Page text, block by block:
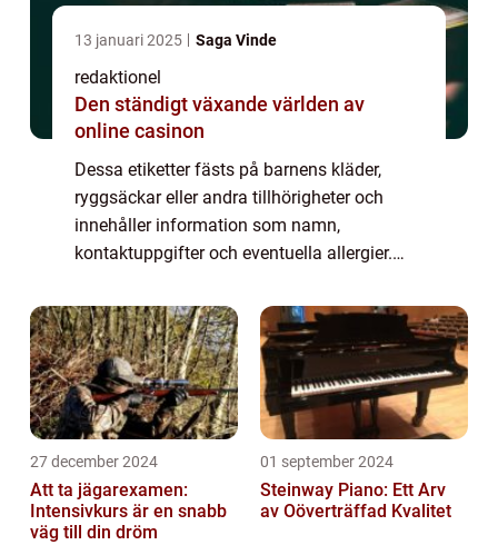
13 januari 2025 Saga Vinde
redaktionel
Den ständigt växande världen av
online casinon
Dessa etiketter fästs på barnens kläder,
ryggsäckar eller andra tillhörigheter och
innehåller information som namn,
kontaktuppgifter och eventuella allergier.
välkänt koncept, har de utvecklats och
förbättrats över...
27 december 2024
Att ta jägarexamen:
Intensivkurs är en snabb
väg till din dröm
01 september 2024
Steinway Piano: Ett Arv
av Oöverträffad Kvalitet